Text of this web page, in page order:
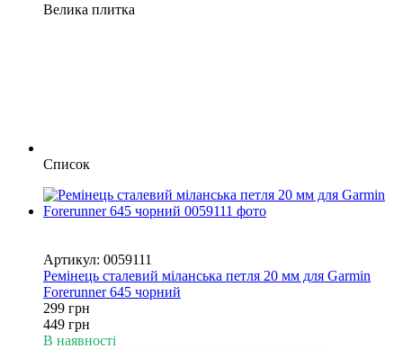
Велика плитка
Список
Артикул: 0059111
Ремінець сталевий міланська петля 20 мм для Garmin
Forerunner 645 чорний
299 грн
449 грн
В наявності